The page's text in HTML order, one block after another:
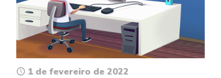
1 de fevereiro de 2022